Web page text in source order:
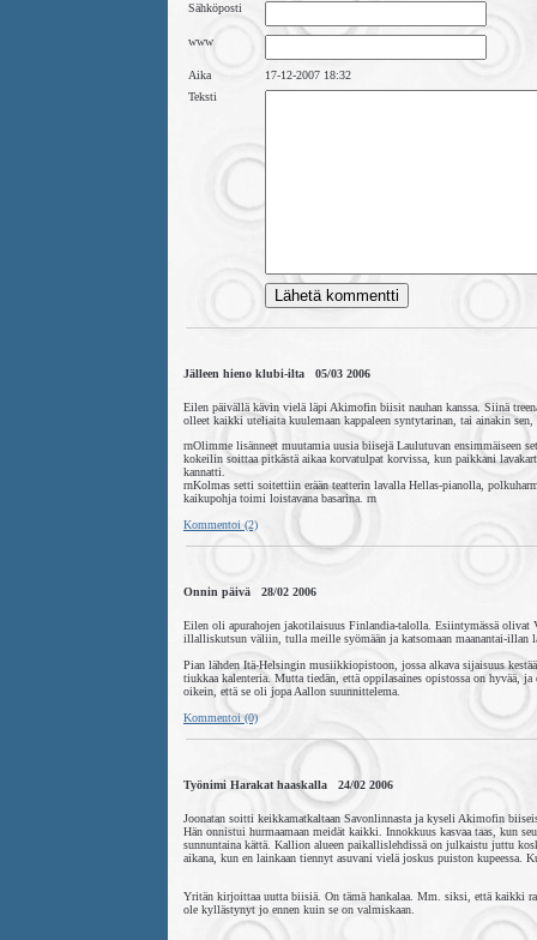
Sähköposti
www
Aika
17-12-2007 18:32
Teksti
Jälleen hieno klubi-ilta 05/03 2006
Eilen päivällä kävin vielä läpi Akimofin biisit nauhan kanssa. Siinä
olleet kaikki uteliaita kuulemaan kappaleen syntytarinan, tai ainakin
rnOlimme lisänneet muutamia uusia biisejä Laulutuvan ensimmäiseen
kokeilin soittaa pitkästä aikaa korvatulpat korvissa, kun paikkani
kannatti.
rnKolmas setti soitettiin erään teatterin lavalla Hellas-pianolla,
kaikupohja toimi loistavana basarina. rn
Kommentoi (2)
Onnin päivä 28/02 2006
Eilen oli apurahojen jakotilaisuus Finlandia-talolla. Esiintymässä olivat
illalliskutsun väliin, tulla meille syömään ja katsomaan maanantai-illan
Pian lähden Itä-Helsingin musiikkiopistoon, jossa alkava sijaisuus
tiukkaa kalenteria. Mutta tiedän, että oppilasaines opistossa on hyvää,
oikein, että se oli jopa Aallon suunnittelema.
Kommentoi (0)
Työnimi Harakat haaskalla 24/02 2006
Joonatan soitti keikkamatkaltaan Savonlinnasta ja kyseli Akimofin
Hän onnistui hurmaamaan meidät kaikki. Innokkuus kasvaa taas, kun
sunnuntaina kättä. Kallion alueen paikallislehdissä on julkaistu juttu
aikana, kun en lainkaan tiennyt asuvani vielä joskus puiston kupeessa.
Yritän kirjoittaa uutta biisiä. On tämä hankalaa. Mm. siksi, että kaikki
ole kyllästynyt jo ennen kuin se on valmiskaan.